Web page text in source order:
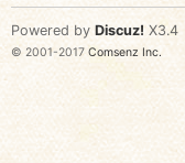
Powered by Discuz! X3.4
© 2001-2017 Comsenz Inc.